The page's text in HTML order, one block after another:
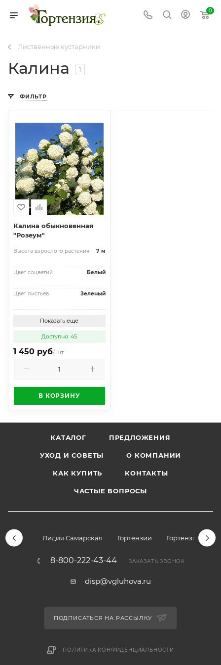
0
Лиственные кустарники
Калина 1
ФИЛЬТР
Калина обыкновенная
"Розеум"
Высота взрослого растения 7 м
Цвет соцветий Белый
Цвет листьев Зеленый
Показать еще
Доступно: 45
1 450 руб/ шт
В КОРЗИНУ
КАТАЛОГ ПРЕДЛОЖЕНИЯ
УХОД И СОВЕТЫ О КОМПАНИИ
КАК КУПИТЬ КОНТАКТЫ
ЧАСТЫЕ ВОПРОСЫ
Лидия Самарская Гортензии Гортензии
8-800-222-43-44 ЗАКАЗАТЬ ЗВОНОК
disp@vgluhova.ru
ПОДПИСАТЬСЯ НА РАССЫЛКУ
ПОЛИТИКА КОНФИДЕНЦИАЛЬНОСТИ